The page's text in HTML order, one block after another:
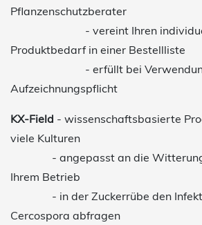
Pflanzenschutzberater
- vereint Ihren
Produktbedarf in einer Bestellliste
- erfüllt bei Verwendung
Aufzeichnungspflicht
KX-Field - wissenschaftsbasierte
viele Kulturen
- angepasst an die
Ihrem Betrieb
- in der Zuckerrübe den
Cercospora abfragen